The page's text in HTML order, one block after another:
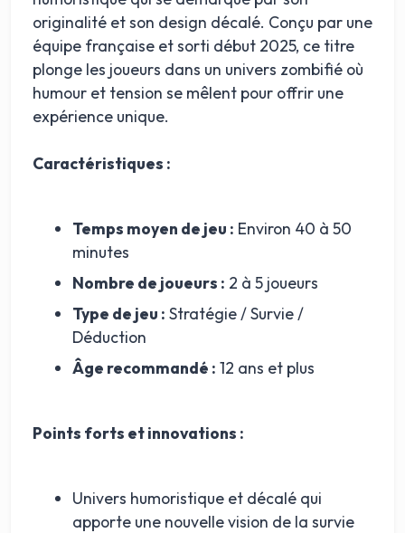
originalité et son design décalé. Conçu par une
équipe française et sorti début 2025, ce titre
plonge les joueurs dans un univers zombifié où
humour et tension se mêlent pour offrir une
expérience unique.
Caractéristiques :
Temps moyen de jeu : Environ 40 à 50
minutes
Nombre de joueurs : 2 à 5 joueurs
Type de jeu : Stratégie / Survie /
Déduction
Âge recommandé : 12 ans et plus
Points forts et innovations :
Univers humoristique et décalé qui
apporte une nouvelle vision de la survie